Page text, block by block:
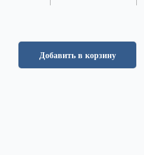
Добавить в корзину